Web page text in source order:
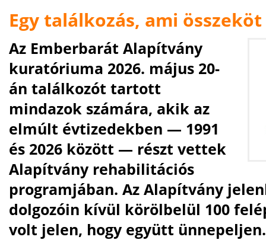
Egy találkozás, ami összeköt
Az Emberbarát Alapítvány
kuratóriuma 2026. május 20-
án találkozót tartott
mindazok számára, akik az
elmúlt évtizedekben — 1991
és 2026 között — részt vettek
Alapítvány rehabilitációs
programjában. Az Alapítvány
dolgozóin kívül körölbelül 100
volt jelen, hogy együtt ünnepeljen.